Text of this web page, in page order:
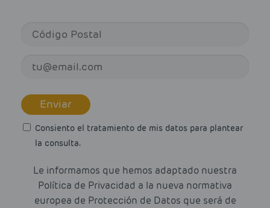
Enviar
Consiento el tratamiento de mis datos para plantear
la consulta.
Le informamos que hemos adaptado nuestra
Política de Privacidad a la nueva normativa
europea de Protección de Datos que será de